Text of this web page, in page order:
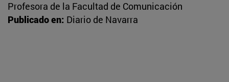
Profesora de la Facultad de Comunicación
Publicado en: Diario de Navarra